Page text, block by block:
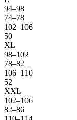
94–98
74–78
102–106
50
XL
98–102
78–82
106–110
52
XXL
102–106
82–86